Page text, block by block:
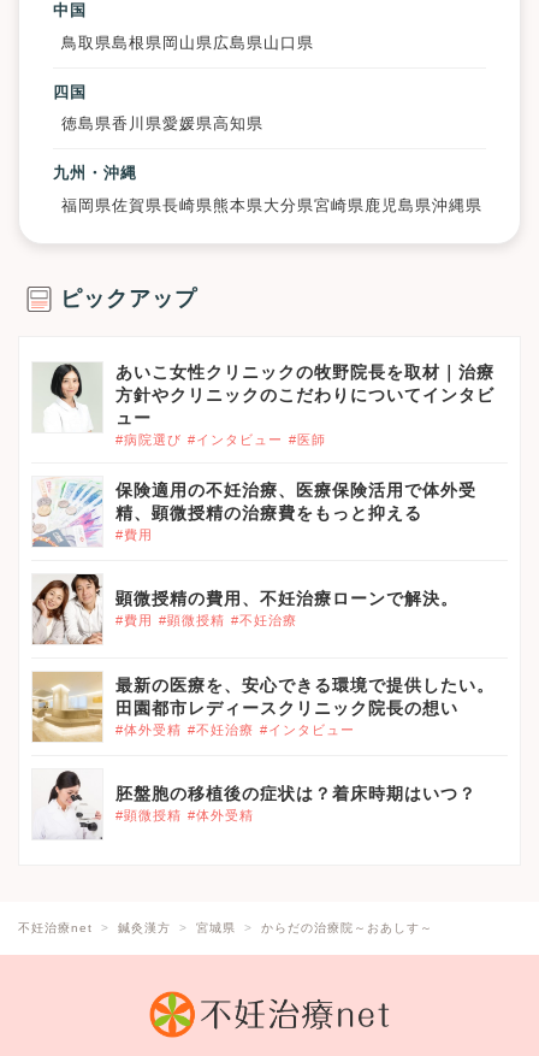
中国
鳥取県島根県 岡山県 広島県 山口県
四国
徳島県香川県愛媛県高知県
九州・沖縄
福岡県佐賀県長崎県 熊本県 大分県宮崎県 鹿児島県沖縄県
ピックアップ
あいこ女性クリニックの牧野院長を取材｜治療
方針やクリニックのこだわりについてインタビ
ュー
#病院選び #インタビュー #医師
保険適用の不妊治療、医療保険活用で体外受
精、顕微授精の治療費をもっと抑える
#費用
顕微授精の費用、不妊治療ローンで解決。
#費用 #顕微授精 #不妊治療
最新の医療を、安心できる環境で提供したい。
田園都市レディースクリニック院長の想い
#体外受精 #不妊治療 #インタビュー
胚盤胞の移植後の症状は？着床時期はいつ？
#顕微授精 #体外受精
不妊治療net 鍼灸漢方 宮城県 からだの治療院～おあしす～